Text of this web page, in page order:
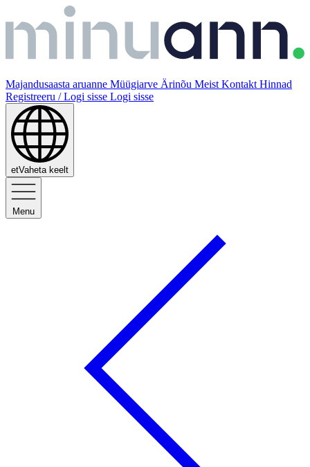
Majandusaasta aruanne Müügiarve Ärinõu Meist Kontakt Hinnad
Registreeru / Logi sisse Logi sisse
etVaheta keelt
Menu